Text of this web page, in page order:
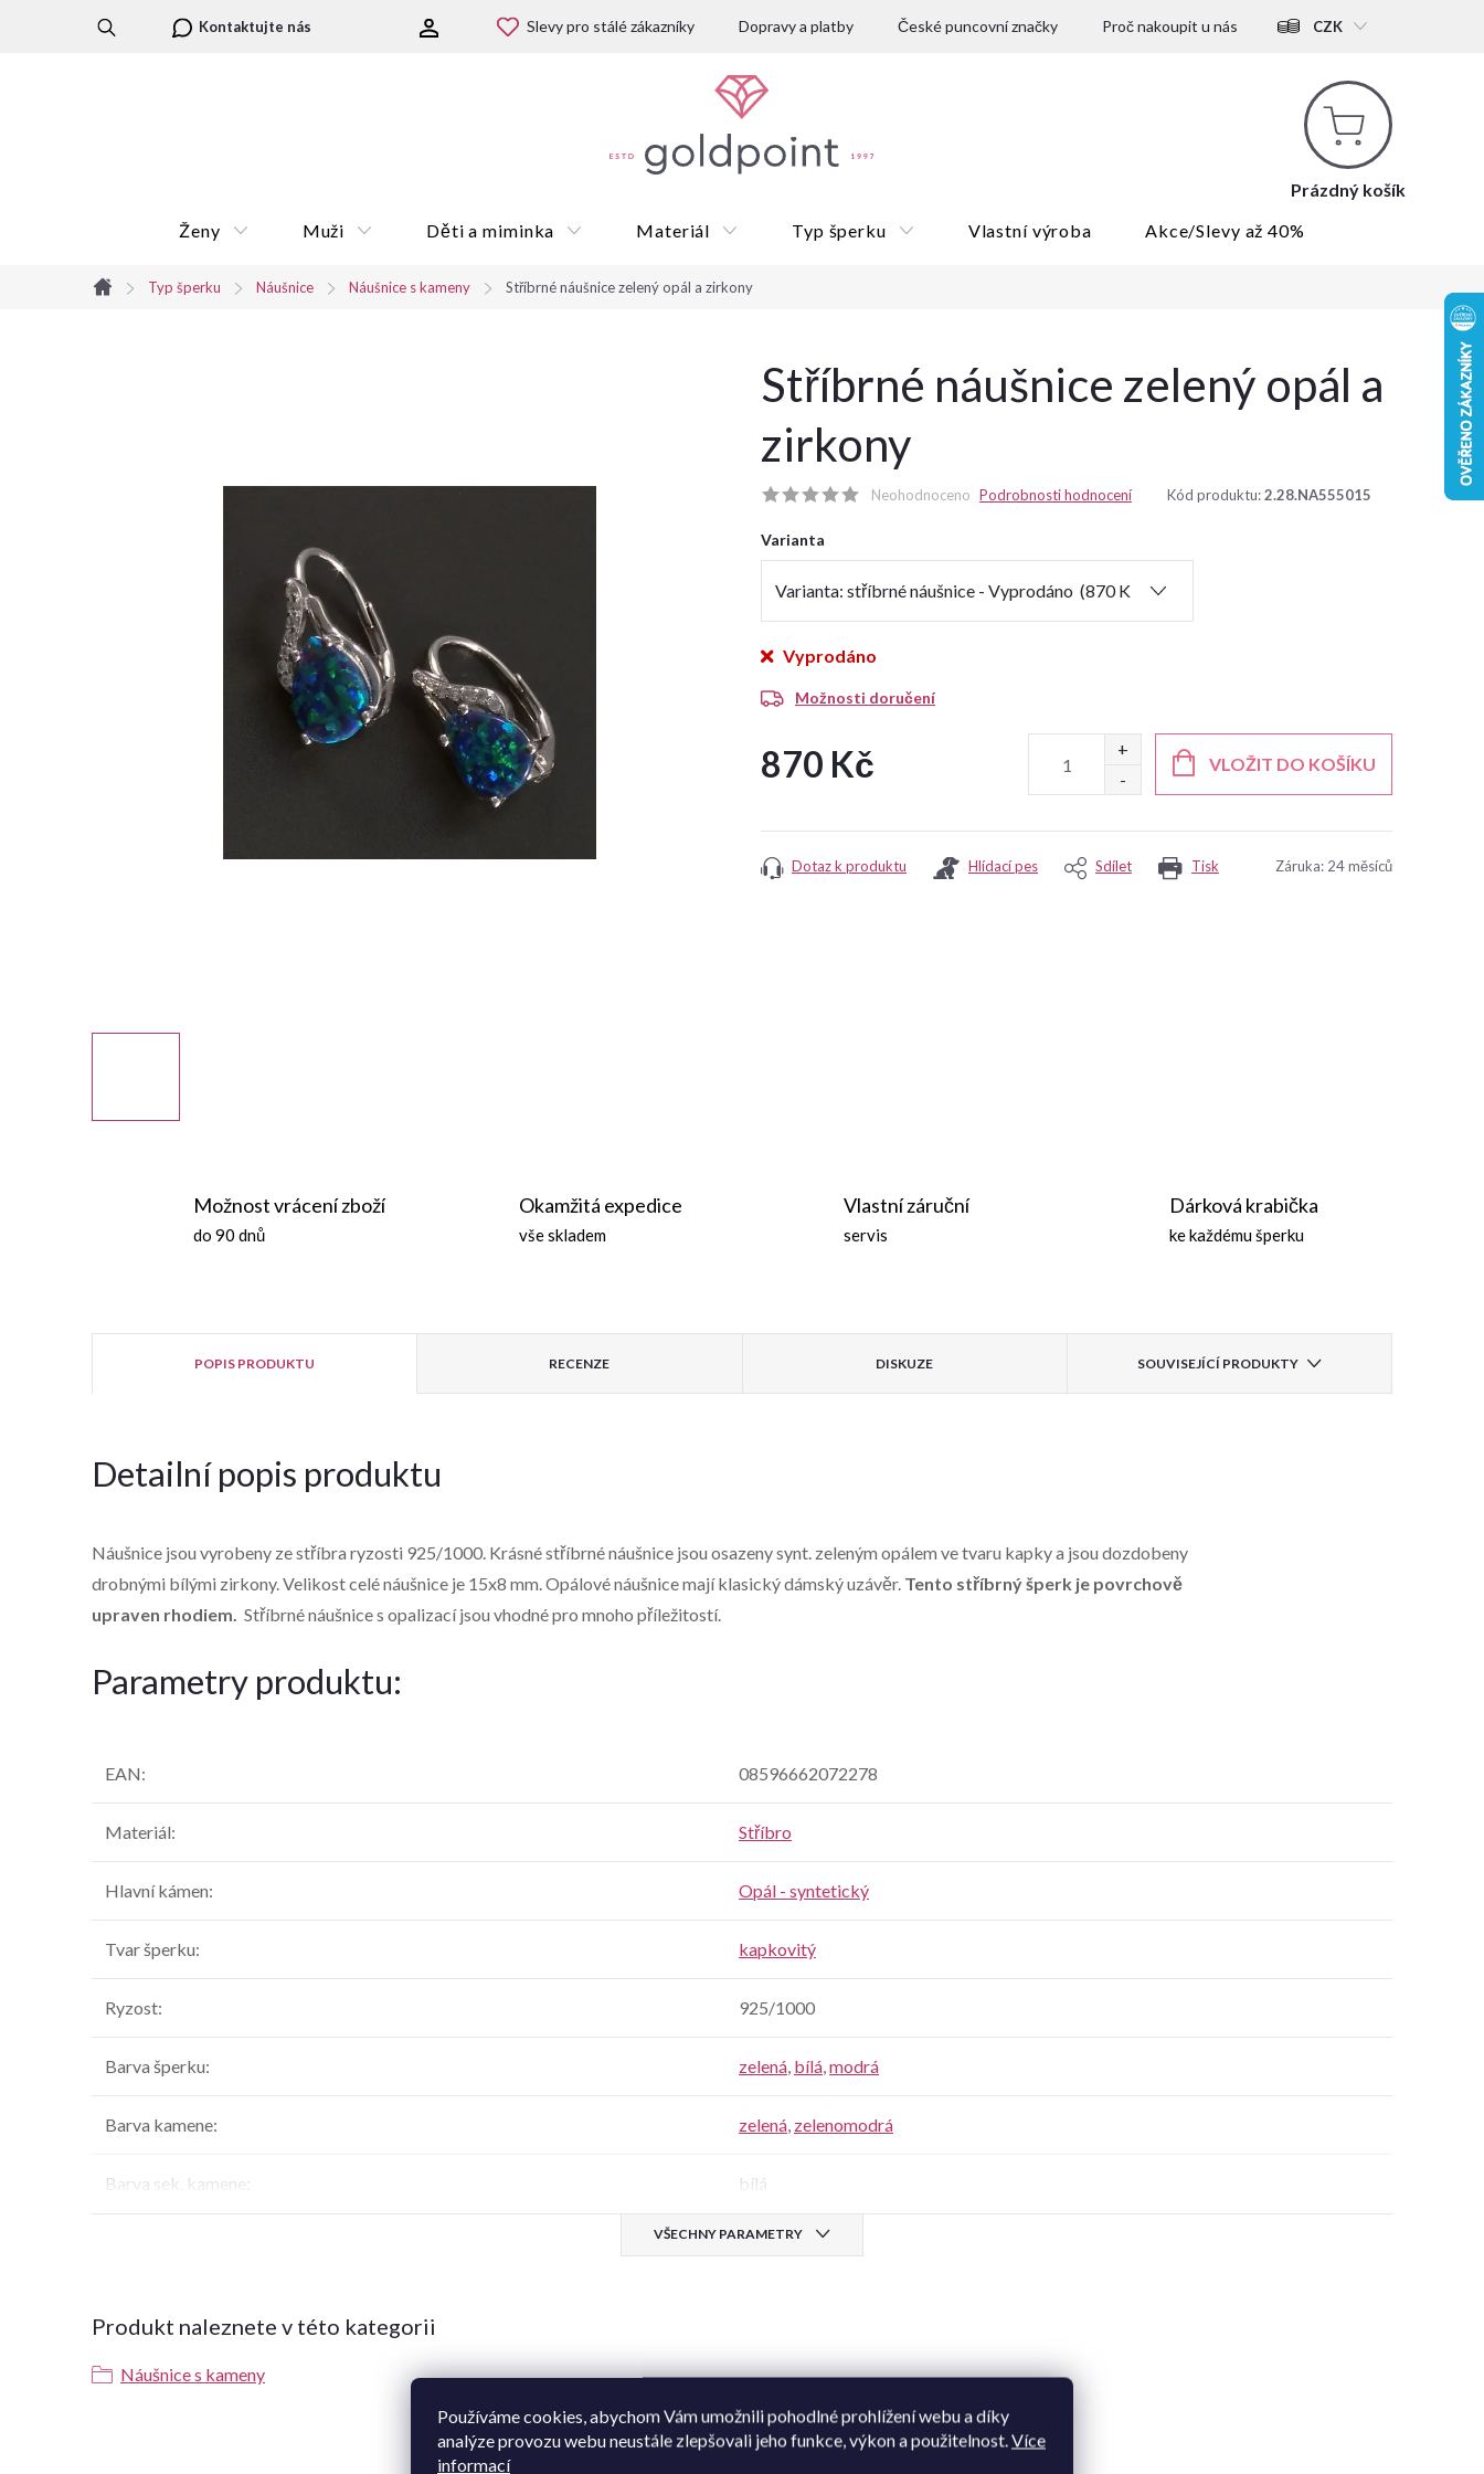
Používáme cookies, abychom Vám umožnili pohodlné prohlížení webu a díky
analýze provozu webu neustále zlepšovali jeho funkce, výkon a použitelnost.Více
informací
Kontaktujte nás Slevy pro stálé zákazníky Dopravy a platby České puncovní značky Proč nakoupit u nás CZK
Nákupní
košík
Prázdný košík
Ženy
Muži Děti a miminka Materiál Typ šperku Vlastní výroba Akce/Slevy až 40%
Dárkové poukazy
Domů
Typ šperku Náušnice Náušnice s kameny Stříbrné náušnice zelený opál a zirkony
Stříbrné náušnice zelený opál a
zirkony
Neohodnoceno Podrobnosti hodnocení Kód produktu:2.28.NA555015
Varianta
Vyprodáno
Možnosti doručení
870 Kč VLOŽIT DO KOŠÍKU
Tisk
Dotaz k produktu Hlídací pes Sdílet Záruka: 24 měsíců
Dárková krabička
ke každému šperku
Možnost vrácení zboží
do 90 dnů
Okamžitá expedice
vše skladem
Vlastní záruční
servis
POPIS PRODUKTU RECENZE DISKUZE SOUVISEJÍCÍ PRODUKTY
Detailní popis produktu
Náušnice jsou vyrobeny ze stříbra ryzosti 925/1000. Krásné stříbrné náušnice jsou osazeny synt. zeleným opálem ve tvaru kapky a jsou dozdobeny
drobnými bílými zirkony. Velikost celé náušnice je 15x8 mm. Opálové náušnice mají klasický dámský uzávěr. Tento stříbrný šperk je povrchově
upraven rhodiem. Stříbrné náušnice s opalizací jsou vhodné pro mnoho příležitostí.
Parametry produktu:
EAN: 08596662072278
Materiál: Stříbro
Hlavní kámen: Opál - syntetický
Tvar šperku: kapkovitý
Ryzost: 925/1000
Barva šperku: zelená, bílá,modrá
Barva kamene: zelená, zelenomodrá
Barva sek. kamene bílá
VŠECHNY PARAMETRY
Produkt naleznete v této kategorii
Náušnice s kameny